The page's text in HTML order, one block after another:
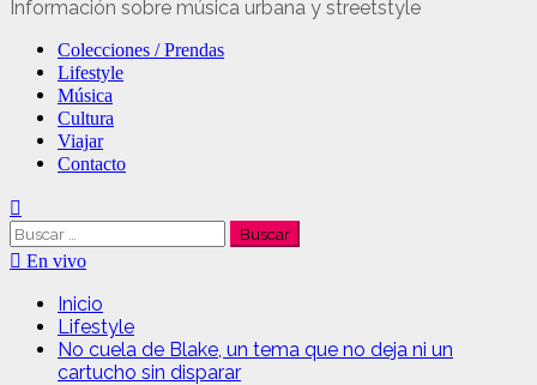
Información sobre música urbana y streetstyle
Menú
principal
Colecciones / Prendas
Lifestyle
Música
Cultura
Viajar
Contacto
Buscar:
En vivo
Inicio
Lifestyle
No cuela de Blake, un tema que no deja ni un
cartucho sin disparar